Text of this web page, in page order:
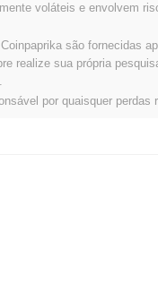
FAQ –
Ifrit Network
amplamente disponível em
diário atual
voláteis e envolvem
são fornecidas
realize sua própria
por quaisquer perdas